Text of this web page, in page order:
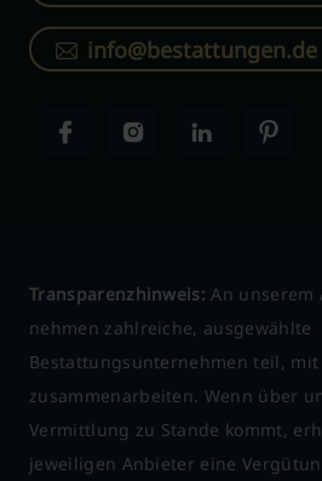
info@bestattungen.de
Transparenzhinweis: An unserem
nehmen zahlreiche, ausgewählte
Bestattungsunternehmen teil,
zusammenarbeiten. Wenn über
Vermittlung zu Stande kommt,
jeweiligen Anbieter eine